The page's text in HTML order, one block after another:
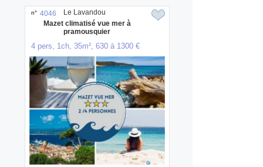
n° 4046
Mazet climatisé vue mer à
pramousquier
4 pers, 1ch, 35m², 630 à 1300 €
Le Lavandou